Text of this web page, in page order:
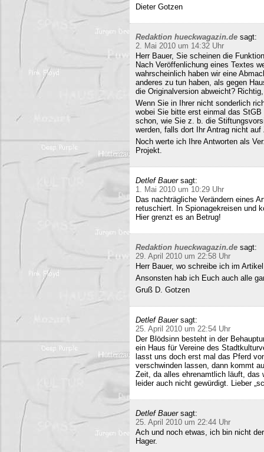
Dieter Gotzen
Redaktion hueckwagazin.de sagt:
2. Mai 2010 um 14:32 Uhr
Herr Bauer, Sie scheinen die
Nach Veröffenlichung eines Textes
wahrscheinlich haben wir eine
anderes zu tun haben, als gegen
die Originalversion abweicht?
Wenn Sie in Ihrer nicht sonderlich
wobei Sie bitte erst einmal das
schon, wie Sie z. b. die
werden, falls dort Ihr Antrag nicht
Noch werte ich Ihre Antworten als
Projekt.
Detlef Bauer sagt:
1. Mai 2010 um 10:29 Uhr
Das nachträgliche Verändern eines
retuschiert. In Spionagekreisen und
Hier grenzt es an Betrug!
Redaktion hueckwagazin.de sagt:
29. April 2010 um 22:58 Uhr
Herr Bauer, wo schreibe ich im
Ansonsten hab ich Euch auch alle
Gruß D. Gotzen
Detlef Bauer sagt:
25. April 2010 um 22:54 Uhr
Der Blödsinn besteht in der
ein Haus für Vereine des
lasst uns doch erst mal das Pferd
verschwinden lassen, dann kommt
Zeit, da alles ehrenamtlich läuft, das
leider auch nicht gewürdigt. Lieber
Detlef Bauer sagt:
25. April 2010 um 22:44 Uhr
Ach und noch etwas, ich bin nicht
Hager.